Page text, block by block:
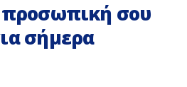
σου
σήμερα